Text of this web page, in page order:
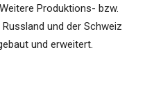
Produktions- bzw.
und der Schweiz
und erweitert.